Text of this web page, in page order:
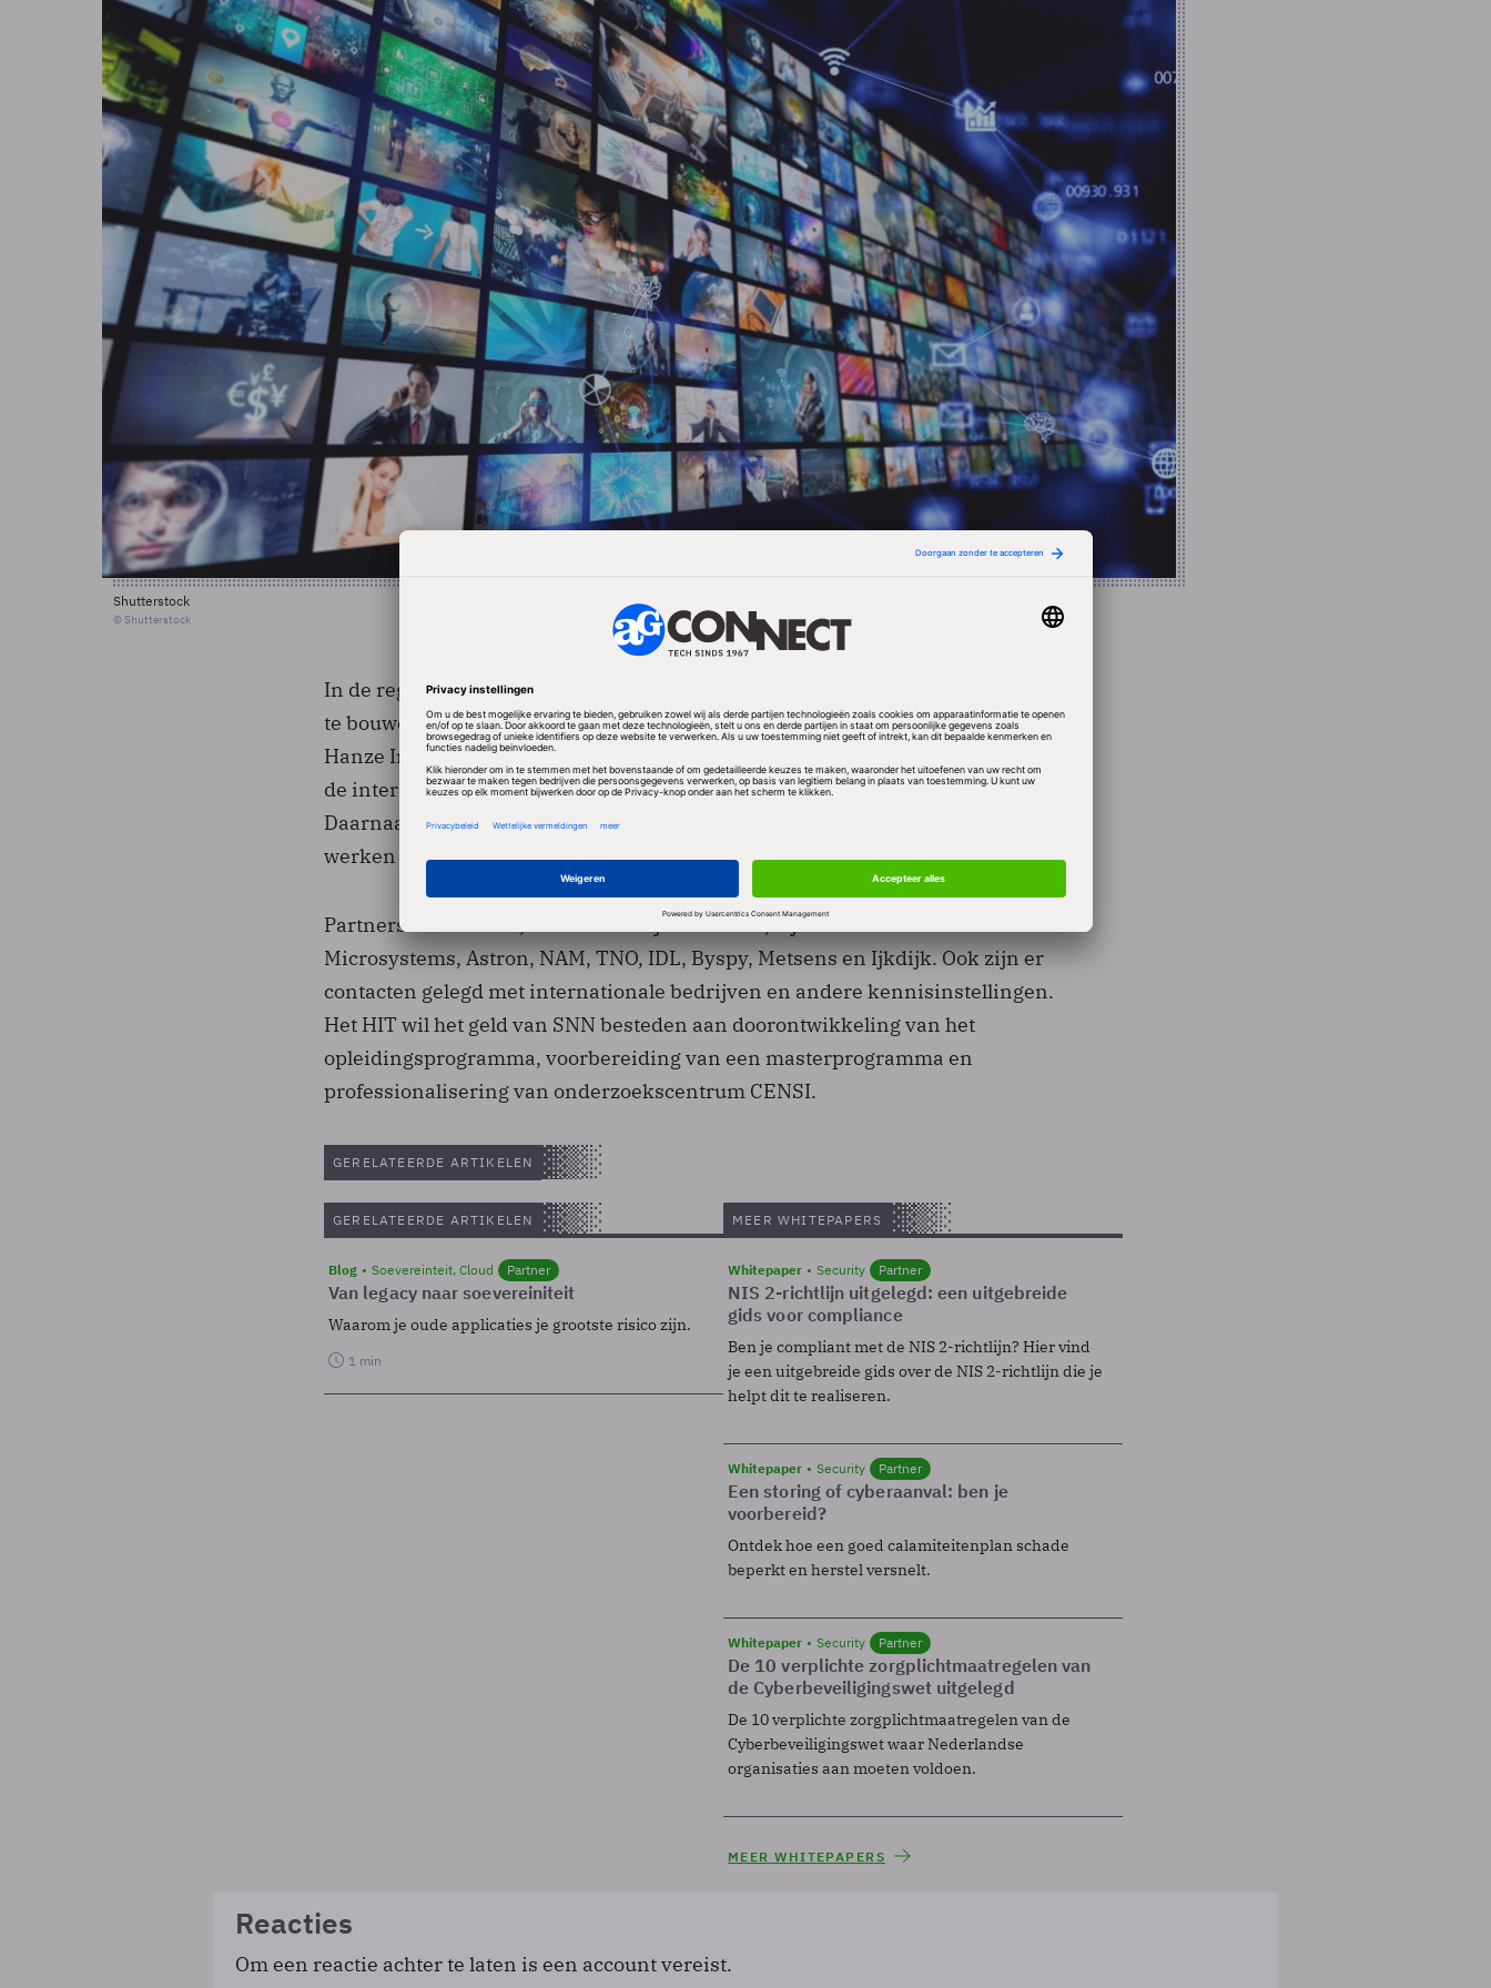
Shutterstock
© Shutterstock
In de regio werken verschillende partijen samen om de aanwezige kennis uit
te bouwen en om te zetten in nieuwe sensortechnologieën en producten. Het
Hanze Institute of Technology in Assen speelt hierin een belangrijke rol met
de internationale bacheloropleiding Advanced Sensor Applications.
Daarnaast ontwikkelt het HIT zijn onderzoekscentrum CENSI. Binnen CENSI
werken docenten en studenten aan toegepast onderzoek.
Partners van het HIT, dat ruim een jaar bestaat, zijn onder meer Sun
Microsystems, Astron, NAM, TNO, IDL, Byspy, Metsens en Ijkdijk. Ook zijn er
contacten gelegd met internationale bedrijven en andere kennisinstellingen.
Het HIT wil het geld van SNN besteden aan doorontwikkeling van het
opleidingsprogramma, voorbereiding van een masterprogramma en
professionalisering van onderzoekscentrum CENSI.
GERELATEERDE ARTIKELEN
GERELATEERDE ARTIKELEN
Blog Soevereinteit, Cloud Partner
Van legacy naar soevereiniteit
Waarom je oude applicaties je grootste risico zijn.
1 min
MEER WHITEPAPERS
Whitepaper Security Partner
NIS 2-richtlijn uitgelegd: een uitgebreide
gids voor compliance
Ben je compliant met de NIS 2-richtlijn? Hier vind
je een uitgebreide gids over de NIS 2-richtlijn die je
helpt dit te realiseren.
Whitepaper Security Partner
Een storing of cyberaanval: ben je
voorbereid?
Ontdek hoe een goed calamiteitenplan schade
beperkt en herstel versnelt.
Whitepaper Security Partner
De 10 verplichte zorgplichtmaatregelen van
de Cyberbeveiligingswet uitgelegd
De 10 verplichte zorgplichtmaatregelen van de
Cyberbeveiligingswet waar Nederlandse
organisaties aan moeten voldoen.
MEER WHITEPAPERS
Reacties
Om een reactie achter te laten is een account vereist.